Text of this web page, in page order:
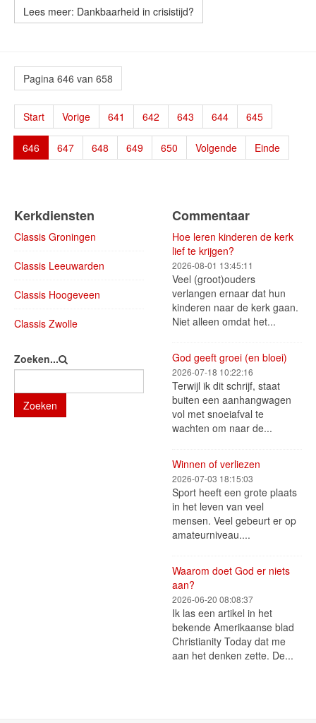
Lees meer: Dankbaarheid in crisistijd?
Pagina 646 van 658
Start Vorige 641 642 643 644 645
646 647 648 649 650 Volgende Einde
Kerkdiensten
Classis Groningen
Classis Leeuwarden
Classis Hoogeveen
Classis Zwolle
Zoeken...
Zoeken
Commentaar
Hoe leren kinderen de kerk
lief te krijgen?
2026-08-01 13:45:11
Veel (groot)ouders
verlangen ernaar dat hun
kinderen naar de kerk gaan.
Niet alleen omdat het...
God geeft groei (en bloei)
2026-07-18 10:22:16
Terwijl ik dit schrijf, staat
buiten een aanhangwagen
vol met snoeiafval te
wachten om naar de...
Winnen of verliezen
2026-07-03 18:15:03
Sport heeft een grote plaats
in het leven van veel
mensen. Veel gebeurt er op
amateurniveau....
Waarom doet God er niets
aan?
2026-06-20 08:08:37
Ik las een artikel in het
bekende Amerikaanse blad
Christianity Today dat me
aan het denken zette. De...